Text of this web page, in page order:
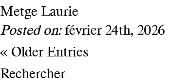
Metge Laurie
Posted on: février 24th, 2026
« Older Entries
Rechercher